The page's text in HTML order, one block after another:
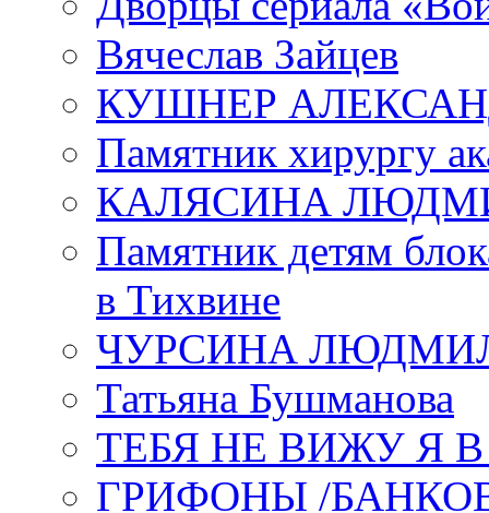
Вячеслав Зайцев
КУШНЕР
Памятник хирургу
КАЛЯСИНА
Памятник детям
в Тихвине
ЧУРСИНА
Татьяна Бушманова
ТЕБЯ НЕ ВИЖУ Я
ГРИФОНЫ /